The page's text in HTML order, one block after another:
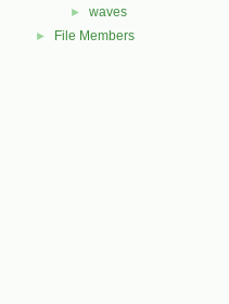
► waves
► File Members